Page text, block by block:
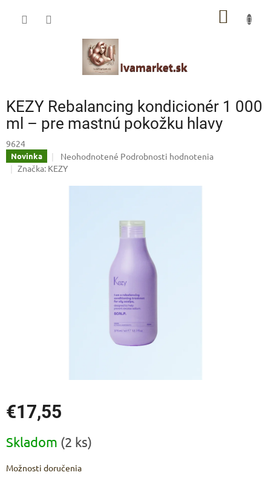
KEZY Rebalancing kondicionér 1 000
ml – pre mastnú pokožku hlavy
9624
Novinka
Priemerné
hodnotenie
Neohodnotené Podrobnosti hodnotenia
Značka: KEZY
€17,55
cena:
Skladom (2 ks)
Možnosti doručenia
IVAMARKET poradca